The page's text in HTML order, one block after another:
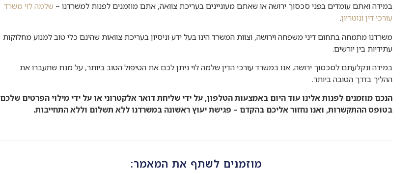
במידה ואתם עומדים בפני סכסוך ירושה או שאתם מעוניינים בעריכת צוואה, אתם מוזמנים לפנות למשרדנו – שלמה לוי משרד
עורכי דין ונוטריון.
משרדנו מתמחה בתחום דיני משפחה וירושה, וצוות המשרד הינו בעל ידע וניסיון בעריכת צוואות שהינם כלי טוב למנוע מחלוקות
עתידיות בין יורשים.
במידה ונקלעתם לסכסוך ירושה, אנו במשרד עורכי הדין שלמה לוי ניתן לכם את הטיפול הטוב ביותר, על מנת שתעברו את
ההליך בדרך הטובה ביותר.
הנכם מוזמנים לפנות אלינו עוד היום באמצעות הטלפון, על ידי שליחת דואר אלקטרוני או על ידי מילוי הפרטים שלכם
בטופס ההתקשרות, ואנו נחזור אליכם בהקדם – פגישת יעוץ ראשונה במשרדנו ללא תשלום וללא התחייבות.
מוזמנים לשתף את המאמר: